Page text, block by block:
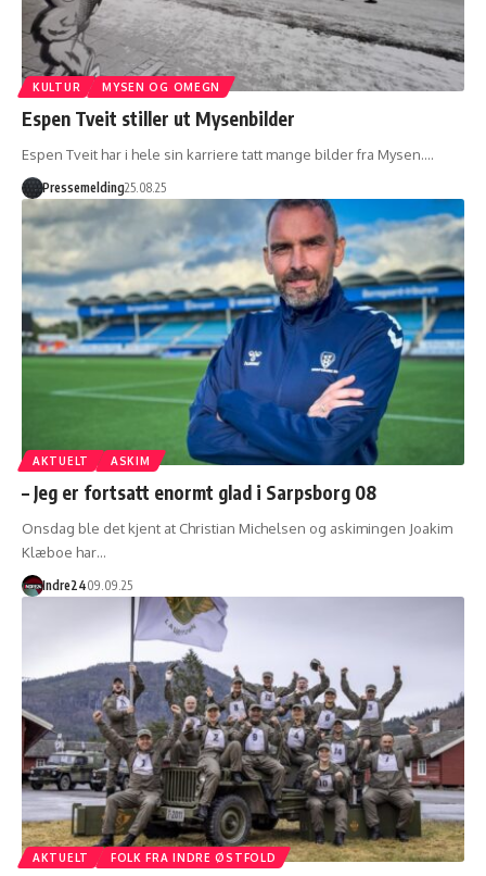
KULTUR MYSEN OG OMEGN
Espen Tveit stiller ut Mysenbilder
Espen Tveit har i hele sin karriere tatt mange bilder fra Mysen.…
Pressemelding25.08.25
AKTUELT ASKIM
– Jeg er fortsatt enormt glad i Sarpsborg 08
Onsdag ble det kjent at Christian Michelsen og askimingen Joakim
Klæboe har…
Indre2409.09.25
AKTUELT FOLK FRA INDRE ØSTFOLD